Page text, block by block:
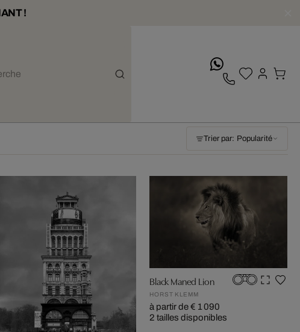
!
Trier par: Popularité
Black Maned Lion
HORST KLEMM
à partir de € 1 090
2 tailles disponibles